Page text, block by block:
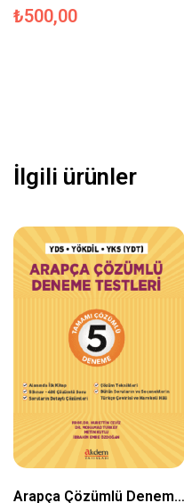
₺500,00
İlgili ürünler
Arapça Çözümlü Deneme